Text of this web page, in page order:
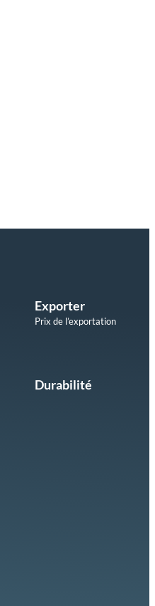
Exporter
Prix de l’exportation
Durabilité